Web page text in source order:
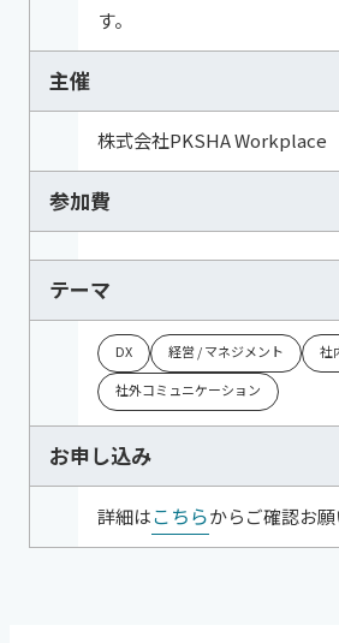
す。
主催
株式会社PKSHA Workplace
参加費
テーマ
DX 経営 / マネジメント
社
社外コミュニケーション
お申し込み
詳細はこちらからご確認お